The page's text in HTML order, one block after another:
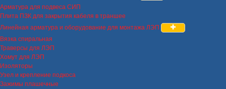
Арматура для подвеса СИП
Плита ПЗК для закрытия кабеля в траншее
Линейная арматура и оборудование для монтажа ЛЭП
Вязка спиральная
Траверсы для ЛЭП
Хомут для ЛЭП
Изоляторы
Узел и крепление подкоса
Зажимы плашечные